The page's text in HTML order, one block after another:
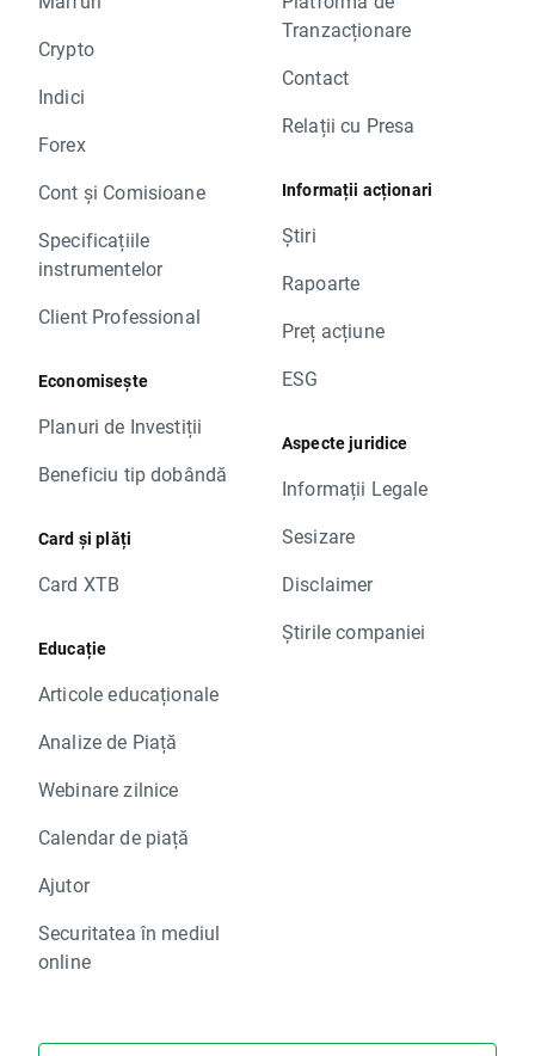
Crypto
Indici
Forex
Cont și Comisioane
Specificațiile
instrumentelor
Client Professional
Economisește
Planuri de Investiții
Beneficiu tip dobândă
Card și plăți
Card XTB
Educație
Articole educaționale
Analize de Piață
Webinare zilnice
Calendar de piață
Ajutor
Securitatea în mediul
online
Tranzacționare
Contact
Relații cu Presa
Informații acționari
Știri
Rapoarte
Preț acțiune
ESG
Aspecte juridice
Informații Legale
Sesizare
Disclaimer
Știrile companiei